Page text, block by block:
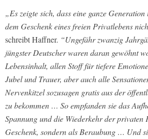
„Es zeigte sich, dass eine ganze
dem Geschenk eines freien Privatlebens
schreibt Haffner. “Ungefähr zwanzig
jüngster Deutscher waren daran gewöhnt
Lebensinhalt, allen Stoff für tiefere
Jubel und Trauer, aber auch alle
Nervenkitzel sozusagen gratis aus der
zu bekommen … So empfanden sie das
Spannung und die Wiederkehr der privaten
Geschenk, sondern als Beraubung … Und